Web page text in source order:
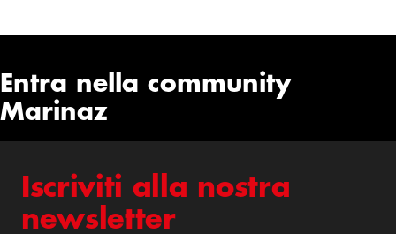
Entra nella community
Marinaz
Iscriviti alla nostra
newsletter